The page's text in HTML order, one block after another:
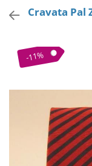
Coliere
Tiare
Bijuterii Femei
Bijuterii Copii
Bijuterii Mirese
Reduceri
Cravata Pal
-11%